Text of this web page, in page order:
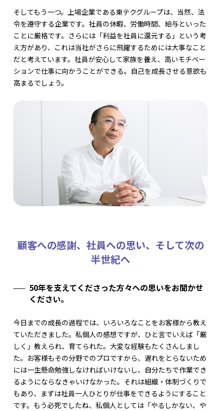
そしてもう一つ。上場企業である東テクグループは、当然、法
令を遵守する企業です。社員の休暇、労働時間、給与といった
ことに厳格です。さらには「利益を社員に還元する」という考
え方があり、これは当社がさらに飛躍するためには大事なこと
だと考えています。社員が安心して家族を養え、高いモチベー
ションで仕事に向かうことができる。自己を成長させる意欲も
高まるでしょう。
顧客への感謝、社員への思い、そして次の
半世紀へ
50年を支えてくださった方々への思いをお聞かせ
ください。
今日までの成長の過程では、いろいろなことをお客様から教え
ていただきました。私個人の感想ですが、ひと言でいえば「厳
しく」教えられ、育てられた。大変な経験もたくさんしまし
た。お客様もその分野でのプロですから、遅れをとらないため
には一生懸命勉強しなければいけないし、自分たちで作業でき
るようにならなきゃいけなかった。それは組織・体制づくりで
もあり、まずは社員一人ひとりが仕事をできるようにすること
です。もう必死でしたね、私個人としては「やるしかない、や